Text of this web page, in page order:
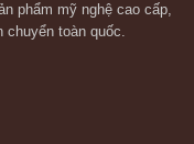
phẩm mỹ nghệ cao cấp,
chuyển toàn quốc.